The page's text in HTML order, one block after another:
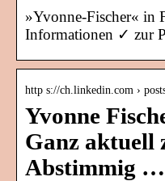
»Yvonne-Fischer« in
Informationen ✓ zur
http s://ch.linkedin.com ›
Yvonne
Ganz aktuell
Abstimmig …